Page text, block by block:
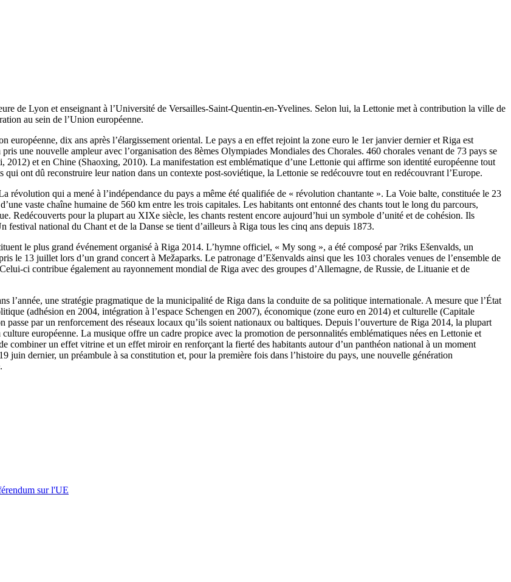
de Lyon et enseignant à l’Université de Versailles-Saint-Quentin-en-Yvelines. Selon lui, la Lettonie met à contribution la ville de
au sein de l’Union européenne.
européenne, dix ans après l’élargissement oriental. Le pays a en effet rejoint la zone euro le 1er janvier dernier et Riga est
une nouvelle ampleur avec l’organisation des 8èmes Olympiades Mondiales des Chorales. 460 chorales venant de 73 pays se
2012) et en Chine (Shaoxing, 2010). La manifestation est emblématique d’une Lettonie qui affirme son identité européenne tout
ont dû reconstruire leur nation dans un contexte post-soviétique, la Lettonie se redécouvre tout en redécouvrant l’Europe.
qui a mené à l’indépendance du pays a même été qualifiée de « révolution chantante ». La Voie balte, constituée le 23
vaste chaîne humaine de 560 km entre les trois capitales. Les habitants ont entonné des chants tout le long du parcours,
Redécouverts pour la plupart au XIXe siècle, les chants restent encore aujourd’hui un symbole d’unité et de cohésion. Ils
festival national du Chant et de la Danse se tient d’ailleurs à Riga tous les cinq ans depuis 1873.
le plus grand événement organisé à Riga 2014. L’hymne officiel, « My song », a été composé par ?riks Ešenvalds, un
le 13 juillet lors d’un grand concert à Mežaparks. Le patronage d’Ešenvalds ainsi que les 103 chorales venues de l’ensemble de
ci contribue également au rayonnement mondial de Riga avec des groupes d’Allemagne, de Russie, de Lituanie et de
l’année, une stratégie pragmatique de la municipalité de Riga dans la conduite de sa politique internationale. A mesure que l’État
(adhésion en 2004, intégration à l’espace Schengen en 2007), économique (zone euro en 2014) et culturelle (Capitale
par un renforcement des réseaux locaux qu’ils soient nationaux ou baltiques. Depuis l’ouverture de Riga 2014, la plupart
européenne. La musique offre un cadre propice avec la promotion de personnalités emblématiques nées en Lettonie et
combiner un effet vitrine et un effet miroir en renforçant la fierté des habitants autour d’un panthéon national à un moment
juin dernier, un préambule à sa constitution et, pour la première fois dans l’histoire du pays, une nouvelle génération
sur l'UE